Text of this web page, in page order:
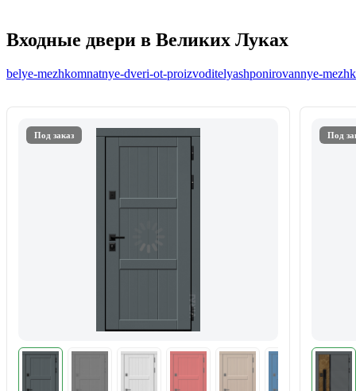
Входные двери в Великих Луках
belye-mezhkomnatnye-dveri-ot-proizvoditelyashponirovannye-
Под заказ Под